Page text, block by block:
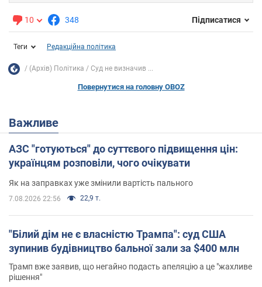
10 348 Підписатися
Теги Редакційна політика
(Архів) Політика Суд не визначив ...
Повернутися на головну OBOZ
Важливе
АЗС "готуються" до суттєвого підвищення цін:
українцям розповіли, чого очікувати
Як на заправках уже змінили вартість пального
7.08.2026 22:56 22,9 т.
"Білий дім не є власністю Трампа": суд США
зупинив будівництво бальної зали за $400 млн
Трамп вже заявив, що негайно подасть апеляцію а це "жахливе
рішення"